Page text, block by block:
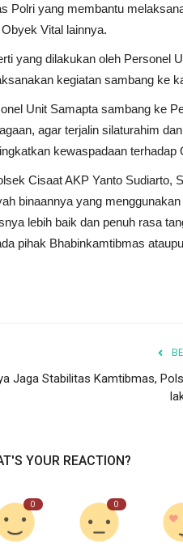
Polri yang membantu
Vital lainnya.
yang dilakukan oleh Personel
kegiatan sambang ke
Unit Samapta sambang ke
agar terjalin silaturahim
kewaspadaan
Cisaat AKP Yanto Sudiarto,
binaannya yang
lebih baik dan penuh rasa
pihak Bhabinkamtibmas
Jaga Stabilitas Kamtibmas,
YOUR REACTION?
0 0